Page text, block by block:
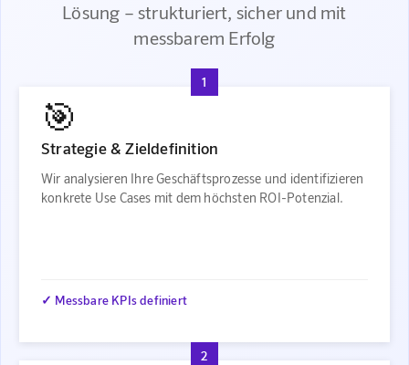
Lösung – strukturiert, sicher und mit
messbarem Erfolg
1
🎯
Strategie & Zieldefinition
Wir analysieren Ihre Geschäftsprozesse und identifizieren
konkrete Use Cases mit dem höchsten ROI-Potenzial.
✓ Messbare KPIs definiert
2